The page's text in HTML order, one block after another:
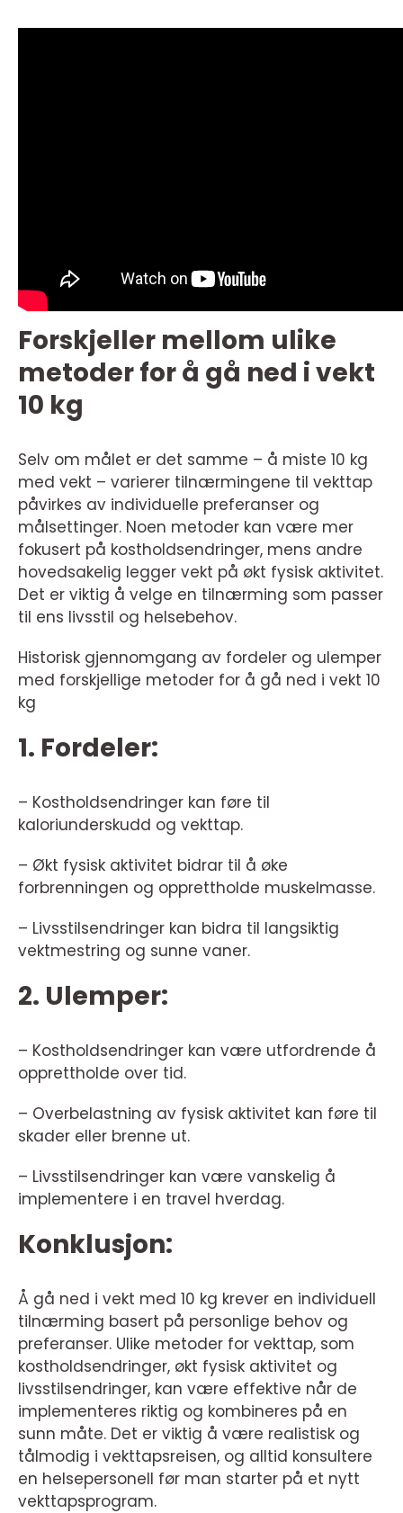
Forskjeller mellom ulike
metoder for å gå ned i vekt
10 kg
Selv om målet er det samme – å miste 10 kg
med vekt – varierer tilnærmingene til vekttap
påvirkes av individuelle preferanser og
målsettinger. Noen metoder kan være mer
fokusert på kostholdsendringer, mens andre
hovedsakelig legger vekt på økt fysisk aktivitet.
Det er viktig å velge en tilnærming som passer
til ens livsstil og helsebehov.
Historisk gjennomgang av fordeler og ulemper
med forskjellige metoder for å gå ned i vekt 10
kg
1. Fordeler:
– Kostholdsendringer kan føre til
kaloriunderskudd og vekttap.
– Økt fysisk aktivitet bidrar til å øke
forbrenningen og opprettholde muskelmasse.
– Livsstilsendringer kan bidra til langsiktig
vektmestring og sunne vaner.
2. Ulemper:
– Kostholdsendringer kan være utfordrende å
opprettholde over tid.
– Overbelastning av fysisk aktivitet kan føre til
skader eller brenne ut.
– Livsstilsendringer kan være vanskelig å
implementere i en travel hverdag.
Konklusjon:
Å gå ned i vekt med 10 kg krever en individuell
tilnærming basert på personlige behov og
preferanser. Ulike metoder for vekttap, som
kostholdsendringer, økt fysisk aktivitet og
livsstilsendringer, kan være effektive når de
implementeres riktig og kombineres på en
sunn måte. Det er viktig å være realistisk og
tålmodig i vekttapsreisen, og alltid konsultere
en helsepersonell før man starter på et nytt
vekttapsprogram.